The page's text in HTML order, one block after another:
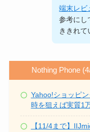
端末レビ
参考にし
ききれて
Nothing Phone
Yahoo!ショッピ
時を狙えば実質1
【11/4まで】